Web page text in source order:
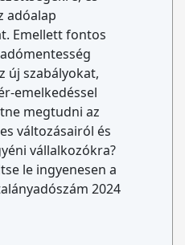
adóalap
Emellett fontos
új szabályokat,
emelkedéssel
megtudni az
változásairól és
vállalkozókra?
le ingyenesen a
2024